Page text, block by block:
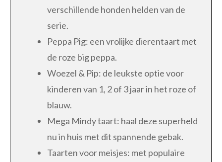
verschillende honden helden van de
serie.
Peppa Pig: een vrolijke dierentaart met
de roze big peppa.
Woezel & Pip: de leukste optie voor
kinderen van 1, 2 of 3 jaar in het roze of
blauw.
Mega Mindy taart: haal deze superheld
nu in huis met dit spannende gebak.
Taarten voor meisjes: met populaire